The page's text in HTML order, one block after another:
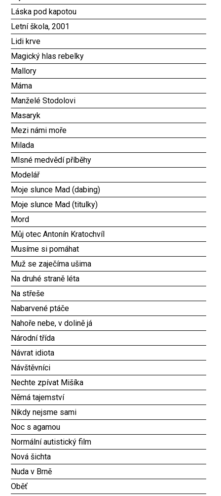
Láska pod kapotou
Letní škola, 2001
Lidi krve
Magický hlas rebelky
Mallory
Máma
Manželé Stodolovi
Masaryk
Mezi námi moře
Milada
Mlsné medvědí příběhy
Modelář
Moje slunce Mad (dabing)
Moje slunce Mad (titulky)
Mord
Můj otec Antonín Kratochvíl
Musíme si pomáhat
Muž se zaječíma ušima
Na druhé straně léta
Na střeše
Nabarvené ptáče
Nahoře nebe, v dolině já
Národní třída
Návrat idiota
Návštěvníci
Nechte zpívat Mišíka
Němá tajemství
Nikdy nejsme sami
Noc s agamou
Normální autistický film
Nová šichta
Nuda v Brně
Oběť